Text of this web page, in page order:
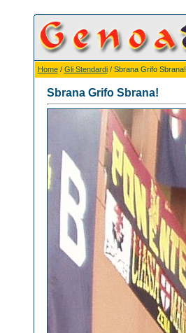
Home/ Gli Stendardi/ Sbrana Grifo Sbrana!
Sbrana Grifo Sbrana!